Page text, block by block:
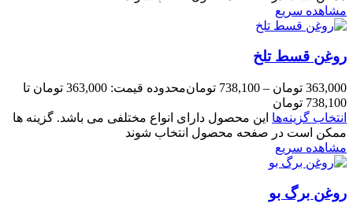
مشاهده سریع
روغن قسط تلخ
363,000 تومان –
738,100 تومان
محدوده قیمت: 363,000 تومان تا
738,100 تومان
انتخاب گزینه‌ها این محصول دارای انواع مختلفی می باشد. گزینه ها
ممکن است در صفحه محصول انتخاب شوند
مشاهده سریع
روغن برگ بو